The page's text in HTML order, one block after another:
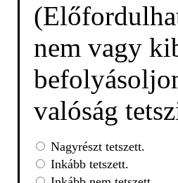
nem vagy
valóság
Nagyrészt tetszett.
Inkább tetszett.